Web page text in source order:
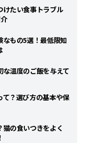
けたい食事トラブル
なもの5選！最低限知
温度のご飯を与えて
て？選び方の基本や保
の食いつきをよく